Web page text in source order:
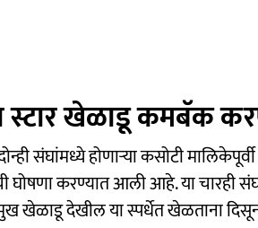
स्टार खेळाडू कमबॅक
संघांमध्ये होणाऱ्या कसोटी
घोषणा करण्यात आली आहे. या चारही
खेळाडू देखील या स्पर्धेत खेळताना